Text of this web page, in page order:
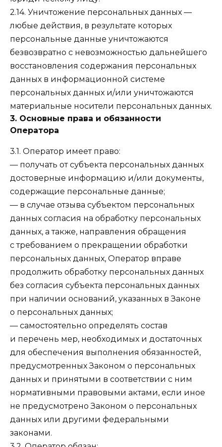
2.14. Уничтожение персональных данных —
любые действия, в результате которых
персональные данные уничтожаются
безвозвратно с невозможностью дальнейшего
восстановления содержания персональных
данных в информационной системе
персональных данных и/или уничтожаются
материальные носители персональных данных.
3. Основные права и обязанности
Оператора
3.1. Оператор имеет право:
— получать от субъекта персональных данных
достоверные информацию и/или документы,
содержащие персональные данные;
— в случае отзыва субъектом персональных
данных согласия на обработку персональных
данных, а также, направления обращения
с требованием о прекращении обработки
персональных данных, Оператор вправе
продолжить обработку персональных данных
без согласия субъекта персональных данных
при наличии оснований, указанных в Законе
о персональных данных;
— самостоятельно определять состав
и перечень мер, необходимых и достаточных
для обеспечения выполнения обязанностей,
предусмотренных Законом о персональных
данных и принятыми в соответствии с ним
нормативными правовыми актами, если иное
не предусмотрено Законом о персональных
данных или другими федеральными
законами.